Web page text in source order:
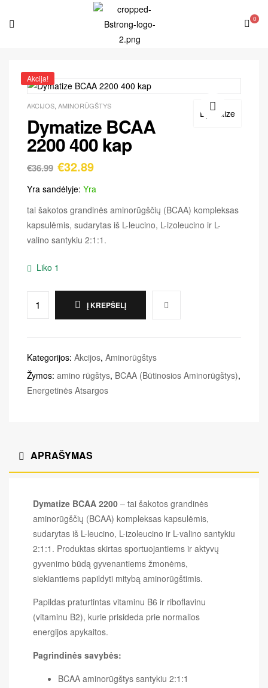
0
Akcija!
Dymatize
AKCIJOS AMINORŪGŠTYS
Dymatize BCAA
2200 400 kap
€36.99 €32.89
Yra sandėlyje: Yra
tai šakotos grandinės aminorūgščių (BCAA) kompleksas
kapsulėmis, sudarytas iš L-leucino, L-izoleucino ir L-
valino santykiu 2:1:1.
Liko 1
Į KREPŠELĮ
Kategorijos: Akcijos, Aminorūgštys
Žymos: amino rūgštys, BCAA (Būtinosios Aminorūgštys),
Energetinės Atsargos
APRAŠYMAS
Dymatize BCAA 2200 – tai šakotos grandinės
aminorūgščių (BCAA) kompleksas kapsulėmis,
sudarytas iš L-leucino, L-izoleucino ir L-valino santykiu
2:1:1. Produktas skirtas sportuojantiems ir aktyvų
gyvenimo būdą gyvenantiems žmonėms,
siekiantiems papildyti mitybą aminorūgštimis.
Papildas praturtintas vitaminu B6 ir riboflavinu
(vitaminu B2), kurie prisideda prie normalios
energijos apykaitos.
Pagrindinės savybės:
BCAA aminorūgštys santykiu 2:1:1